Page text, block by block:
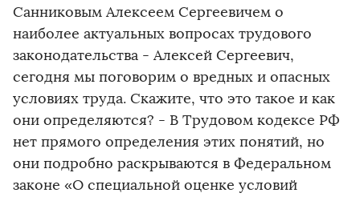
Санниковым Алексеем Сергеевичем о
наиболее актуальных вопросах трудового
законодательства - Алексей Сергеевич,
сегодня мы поговорим о вредных и опасных
условиях труда. Скажите, что это такое и как
они определяются? - В Трудовом кодексе РФ
нет прямого определения этих понятий, но
они подробно раскрываются в Федеральном
законе «О специальной оценке условий